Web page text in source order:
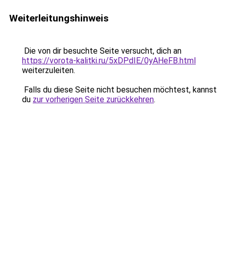
Weiterleitungshinweis
Die von dir besuchte Seite versucht, dich an
https://vorota-kalitki.ru/5xDPdIE/0yAHeFB.html
weiterzuleiten.
Falls du diese Seite nicht besuchen möchtest, kannst
du zur vorherigen Seite zurückkehren.